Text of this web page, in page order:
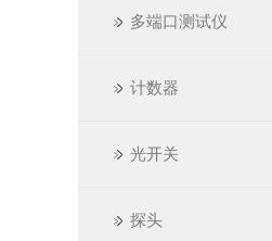
多端口测试仪
计数器
光开关
探头